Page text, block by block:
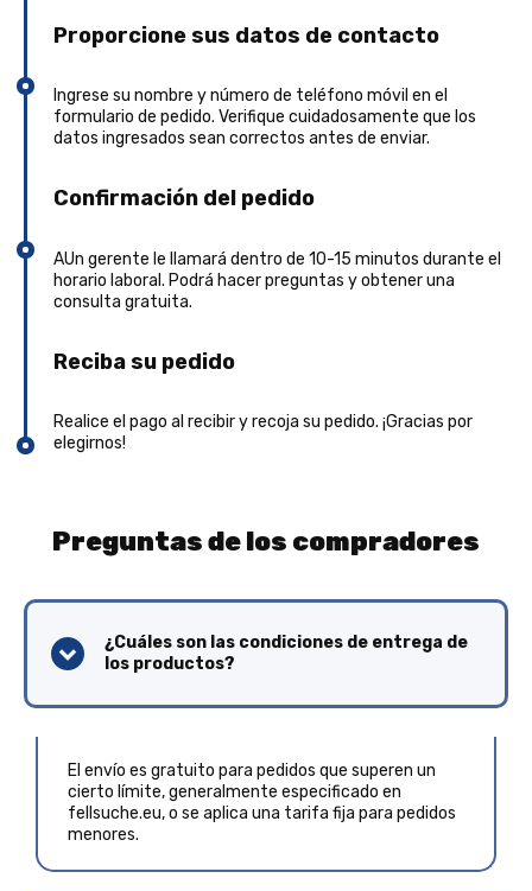
Proporcione sus datos de contacto
Ingrese su nombre y número de teléfono móvil en el
formulario de pedido. Verifique cuidadosamente que los
datos ingresados sean correctos antes de enviar.
Confirmación del pedido
AUn gerente le llamará dentro de 10-15 minutos durante el
horario laboral. Podrá hacer preguntas y obtener una
consulta gratuita.
Reciba su pedido
Realice el pago al recibir y recoja su pedido. ¡Gracias por
elegirnos!
Preguntas de los compradores
¿Cuáles son las condiciones de entrega de
los productos?
El envío es gratuito para pedidos que superen un
cierto límite, generalmente especificado en
fellsuche.eu, o se aplica una tarifa fija para pedidos
menores.